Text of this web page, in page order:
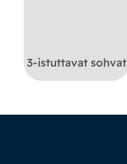
3-istuttavat sohvat